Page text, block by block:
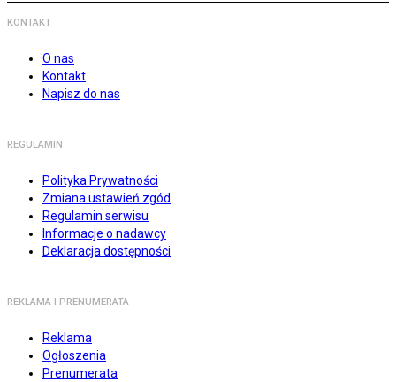
KONTAKT
O nas
Kontakt
Napisz do nas
REGULAMIN
Polityka Prywatności
Zmiana ustawień zgód
Regulamin serwisu
Informacje o nadawcy
Deklaracja dostępności
REKLAMA I PRENUMERATA
Reklama
Ogłoszenia
Prenumerata